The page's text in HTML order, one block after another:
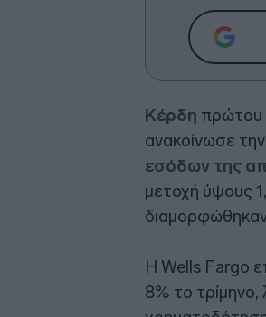
Κέρδη πρώτου
ανακοίνωσε
εσόδων της
μετοχή ύψους
Η Wells Fargo
8% το